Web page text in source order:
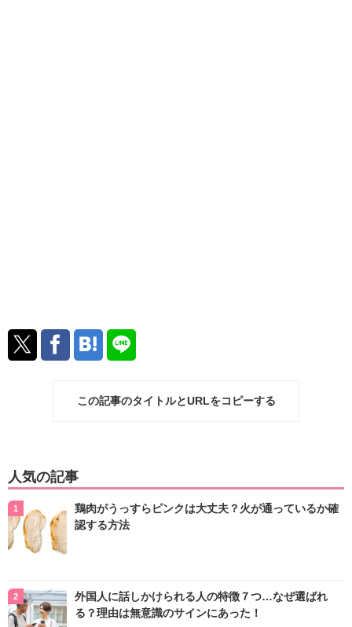
この記事のタイトルとURLをコピーする
人気の記事
鶏肉がうっすらピンクは大丈夫？火が通っているか確
認する方法
外国人に話しかけられる人の特徴７つ…なぜ選ばれ
る？理由は無意識のサインにあった！